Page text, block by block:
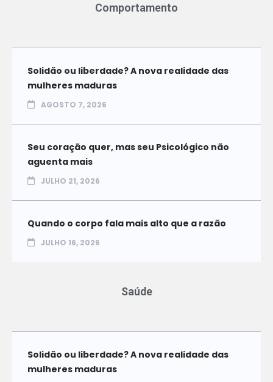
Comportamento
Solidão ou liberdade? A nova realidade das
mulheres maduras
AGOSTO 7, 2026
Seu coração quer, mas seu Psicológico não
aguenta mais
JULHO 21, 2026
Quando o corpo fala mais alto que a razão
JULHO 16, 2026
Saúde
Solidão ou liberdade? A nova realidade das
mulheres maduras